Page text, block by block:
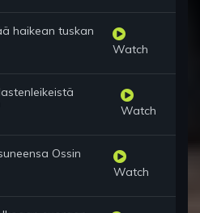
haikean tuskan
Watch
Watch
Ossin
Watch